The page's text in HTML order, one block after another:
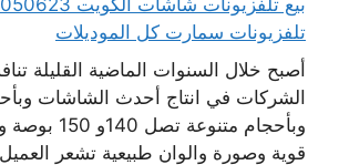
تلفزيونات سمارت كل الموديلات
أصبح خلال السنوات الماضية القليلة
الشركات في انتاج أحدث الشاشات
وبأحجام
قوية وصورة والوان طبيعية تشعر